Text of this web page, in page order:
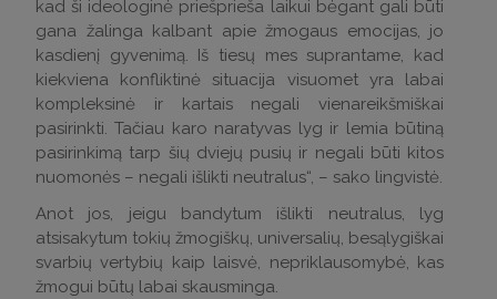
kad ši ideologinė priešprieša laikui bėgant gali būti
gana žalinga kalbant apie žmogaus emocijas, jo
kasdienį gyvenimą. Iš tiesų mes suprantame, kad
kiekviena konfliktinė situacija visuomet yra labai
kompleksinė ir kartais negali vienareikšmiškai
pasirinkti. Tačiau karo naratyvas lyg ir lemia būtiną
pasirinkimą tarp šių dviejų pusių ir negali būti kitos
nuomonės – negali išlikti neutralus“, – sako lingvistė.
Anot jos, jeigu bandytum išlikti neutralus, lyg
atsisakytum tokių žmogiškų, universalių, besąlygiškai
svarbių vertybių kaip laisvė, nepriklausomybė, kas
žmogui būtų labai skausminga.